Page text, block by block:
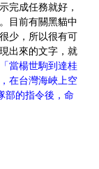
完成任務就好，
目前有關黑貓中
少，所以很有可
出來的文字，就
「當楊世駒到達桂
在台灣海峽上空
部的指令後，命